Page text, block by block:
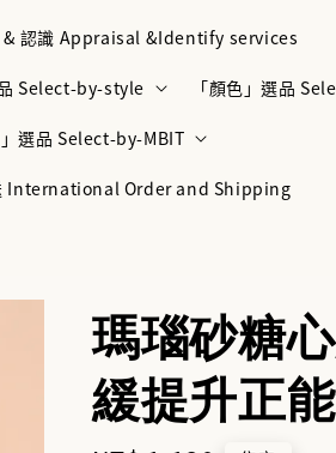
& 認識 Appraisal &Identify services
品 Select-by-style 「顏色」選品
」選品 Select-by-MBIT
International Order and Shipping
瑪瑙砂糖
緩提升正